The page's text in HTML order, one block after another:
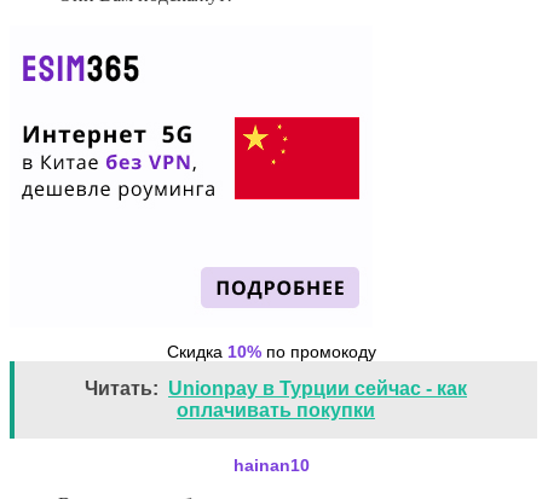
Скидка 10%по промокоду
Читать: Unionpay в Турции сейчас - как
оплачивать покупки
hainan10